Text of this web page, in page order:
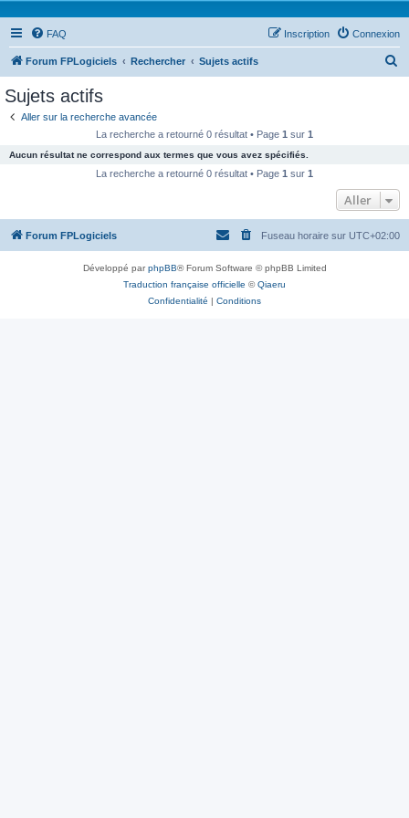
FAQ Connexion
Inscription
Forum FPLogiciels Rechercher Sujets actifs
c
e
Sujets actifs
Aller sur la recherche avancée
La recherche a retourné 0 résultat • Page 1 sur 1
Aucun résultat ne correspond aux termes que vous avez spécifiés.
La recherche a retourné 0 résultat • Page 1 sur 1
Aller
Forum FPLogiciels Fuseau horaire sur UTC+02:00
Développé parphpBB® Forum Software © phpBB Limited
Traduction française officielle ©Qiaeru
Confidentialité | Conditions